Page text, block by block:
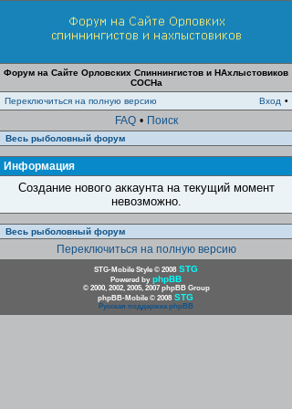
Форум на Сайте Орловских Спиннингистов и НАхлыстовиков
СОСНа
Переключиться на полную версию
Вход •
FAQ • Поиск
Весь рыболовный форум
Информация
Создание нового аккаунта на текущий момент
невозможно.
Весь рыболовный форум
Переключиться на полную версию
STG-Mobile Style © 2008 STG
Powered by phpBB
© 2000, 2002, 2005, 2007 phpBB Group
phpBB-Mobile © 2008 STG
Русская поддержка phpBB